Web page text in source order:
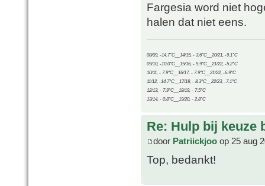
Fargesia word niet
halen dat niet eens.
08/09, -14.7°C__14/15, - 3.6°C__20/21, -9.1°C
09/10, -10.0°C__15/16, - 5.9°C__21/22, -5.2°C
10/11, - 7.9°C__16/17, - 7.9°C__21/22, -6.9°C
11/12, -14.7°C__17/18, - 8.3°C__22/23, -7.1°C
12/13, - 7.9°C__18/19, - 7.5°C
13/14, - 0.8°C__19/20, - 2.8°C
Re: Hulp bij keuze
door Patriickjoo op 25 aug
Top, bedankt!